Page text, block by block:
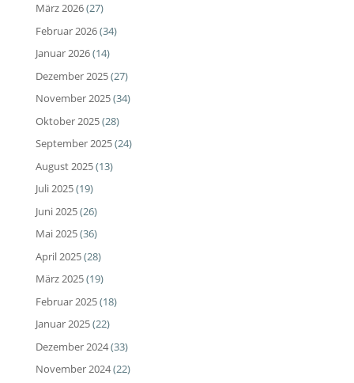
März 2026(27)
Februar 2026(34)
Januar 2026(14)
Dezember 2025(27)
November 2025(34)
Oktober 2025(28)
September 2025(24)
August 2025(13)
Juli 2025(19)
Juni 2025(26)
Mai 2025(36)
April 2025(28)
März 2025(19)
Februar 2025(18)
Januar 2025(22)
Dezember 2024(33)
November 2024(22)